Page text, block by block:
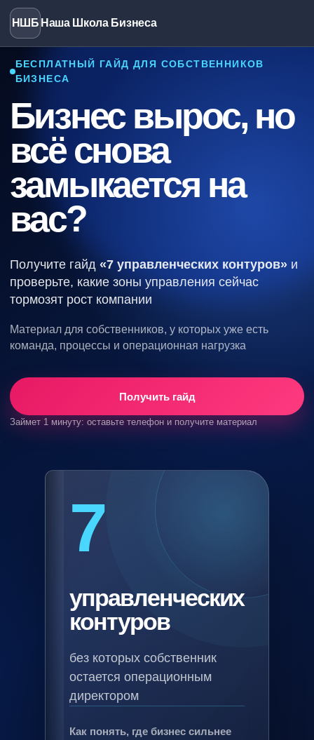
НШБ Наша Школа Бизнеса
БЕСПЛАТНЫЙ ГАЙД ДЛЯ СОБСТВЕННИКОВ
БИЗНЕСА
Бизнес вырос, но
всё снова
замыкается на
вас?
Получите гайд «7 управленческих контуров» и
проверьте, какие зоны управления сейчас
тормозят рост компании
Материал для собственников, у которых уже есть
команда, процессы и операционная нагрузка
Получить гайд
Займет 1 минуту: оставьте телефон и получите материал
7
управленческих
контуров
без которых собственник
остается операционным
директором
Как понять, где бизнес сильнее